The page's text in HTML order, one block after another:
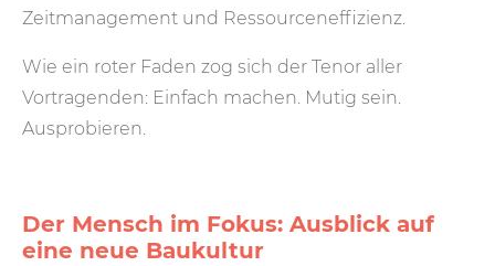
Zeitmanagement und Ressourceneffizienz.
Wie ein roter Faden zog sich der Tenor aller
Vortragenden: Einfach machen. Mutig sein.
Ausprobieren.
Der Mensch im Fokus: Ausblick auf
eine neue Baukultur